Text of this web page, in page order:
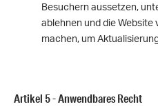
Besuchern aussetzen,
ablehnen und die
machen, um
Artikel 5 - Anwendbares Recht